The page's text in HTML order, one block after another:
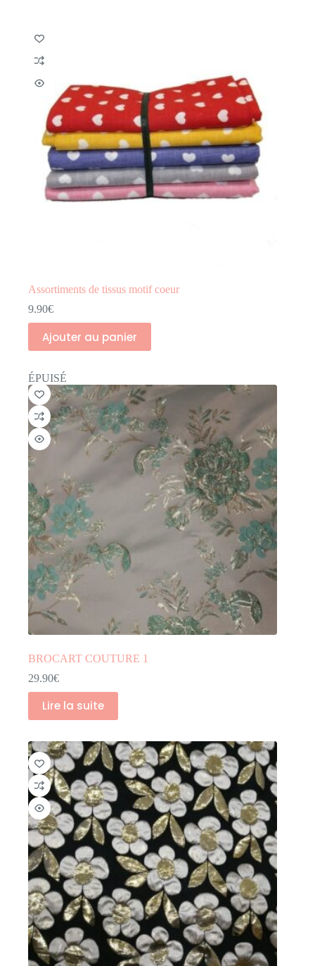
Assortiments de tissus motif coeur
9.90€
Ajouter au panier
ÉPUISÉ
BROCART COUTURE 1
29.90€
Lire la suite